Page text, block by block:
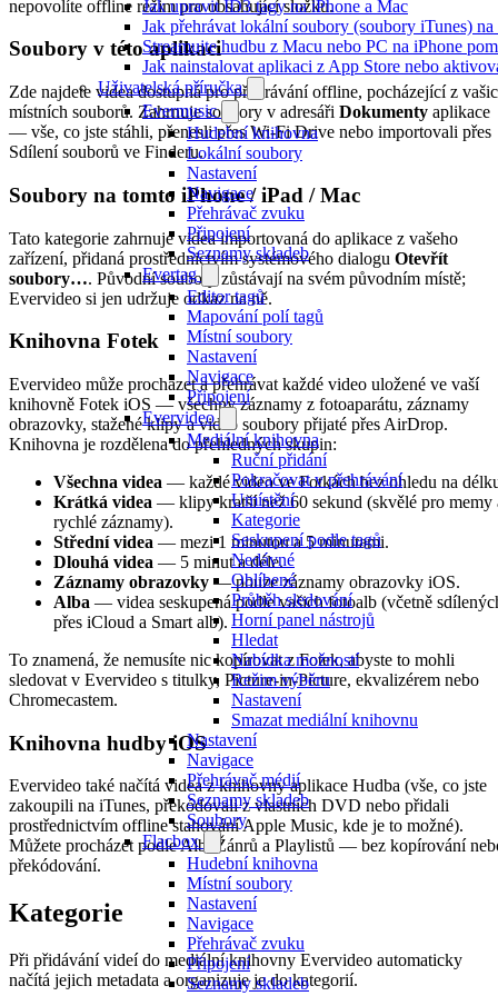
Jak upravit ID3 tagy na iPhone a Mac
Jak přehrávat lokální soubory (soubory iTunes)
Streamujte hudbu z Macu nebo PC na iPhone
Jak nainstalovat aplikaci z App Store nebo
Uživatelská příručka
Evermusic
Hudební knihovna
Lokální soubory
Nastavení
Navigace
Přehrávač zvuku
Připojení
Seznamy skladeb
Evertag
Editor tagů
Mapování polí tagů
Místní soubory
Nastavení
Navigace
Připojení
Evervideo
Mediální knihovna
Ruční přidání
Pokračovat v přehrávání
Umístění
Kategorie
Seskupení podle tagů
Nedávné
Oblíbené
Průběh sledování
Horní panel nástrojů
Hledat
Nabídka možností
Režim výběru
Nastavení
Smazat mediální knihovnu
Nastavení
Navigace
Přehrávač médií
Seznamy skladeb
Soubory
Flacbox
Hudební knihovna
Místní soubory
Nastavení
Navigace
Přehrávač zvuku
Připojení
Seznamy skladeb
nepovolíte offline režim pro obsahující složku.
Soubory v této aplikaci
Zde najdete videa dostupná pro přehrávání offline, pocházející z
místních souborů. Zahrnuje soubory v adresáři Dokumenty aplikace
— vše, co jste stáhli, přenesli přes Wi-Fi Drive nebo importovali přes
Sdílení souborů ve Finderu.
Soubory na tomto iPhone / iPad / Mac
Tato kategorie zahrnuje videa importovaná do aplikace z vašeho
zařízení, přidaná prostřednictvím systémového dialogu Otevřít
soubory…. Původní soubory zůstávají na svém původním místě;
Evervideo si jen udržuje odkaz na ně.
Knihovna Fotek
Evervideo může procházet a přehrávat každé video uložené ve vaší
knihovně Fotek iOS — všechny záznamy z fotoaparátu, záznamy
obrazovky, stažené klipy a video soubory přijaté přes AirDrop.
Knihovna je rozdělena do přehledných skupin:
Všechna videa — každé video ve Fotkách bez ohledu na
Krátká videa — klipy kratší než 60 sekund (skvělé pro memy
rychlé záznamy).
Střední videa — mezi 1 minutou a 5 minutami.
Dlouhá videa — 5 minut a déle.
Záznamy obrazovky — pouze záznamy obrazovky iOS.
Alba — videa seskupená podle vašich fotoalb (včetně
přes iCloud a Smart alb).
To znamená, že nemusíte nic kopírovat z Fotek, abyste to mohli
sledovat v Evervideo s titulky, Picture-in-Picture, ekvalizérem nebo
Chromecastem.
Knihovna hudby iOS
Evervideo také načítá videa z knihovny aplikace Hudba (vše, co jste
zakoupili na iTunes, překódovali z vlastních DVD nebo přidali
prostřednictvím offline stahování Apple Music, kde je to možné).
Můžete procházet podle Alb, Žánrů a Playlistů — bez kopírování
překódování.
Kategorie
Při přidávání videí do mediální knihovny Evervideo automaticky
načítá jejich metadata a organizuje je do kategorií.